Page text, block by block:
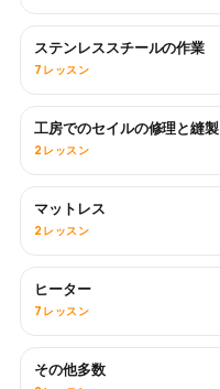
近日公開
ステンレススチールの作業
7レッスン
近日公開
工房でのセイルの修理と縫製
2レッスン
マットレス
2レッスン
近日公開
ヒーター
7レッスン
近日公開
その他多数